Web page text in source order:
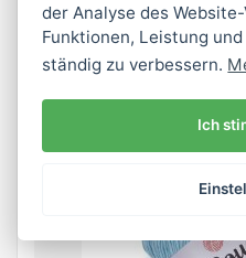
der Analyse des
Funktionen, Leistung
ständig zu verbessern.
Ich